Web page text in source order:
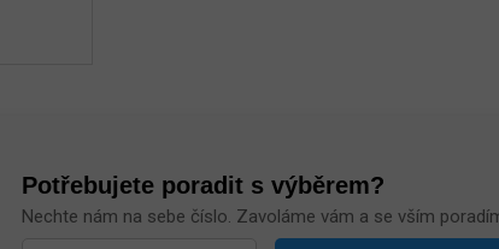
Potřebujete poradit s výběrem?
Nechte nám na sebe číslo. Zavoláme vám a se vším